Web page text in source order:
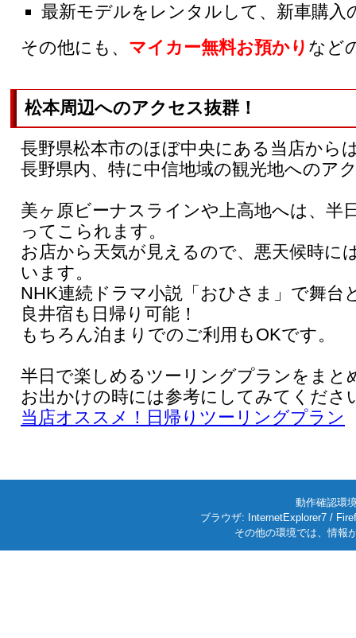
最新モデルをレンタルして、新車購入
その他にも、 マイカー無料お預かり など
松本周辺へのアクセス抜群！
長野県松本市のほぼ中央にある当店から
長野県内、特に中信地域の観光地へのア
美ヶ原ビーナスラインや上高地へは、半
ってこられます。
お店から天気が見えるので、悪天候時に
います。
NHK連続ドラマ小説「おひさま」で舞台
良井宿も日帰り可能！
もちろん泊まりでのご利用もOKです。
半日で楽しめるツーリングプランをまと
お出かけの時には参考にしてみてくださ
当店オススメ！日帰りツーリングプラン
動作確認環
ブラウザ: InternetExplorer7 /
その他の環境では、情報